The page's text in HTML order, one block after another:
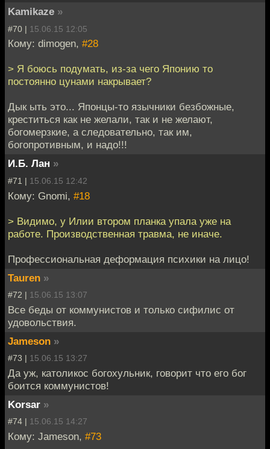
Kamikaze »
#70 | 15.06.15 12:05
Кому: dimogen, #28
> Я боюсь подумать, из-за чего Японию то
постоянно цунами накрывает?
Дык ыть это... Японцы-то язычники безбожные,
креститься как не желали, так и не желают,
богомерзкие, а следовательно, так им,
богопротивным, и надо!!!
И.Б. Лан »
#71 | 15.06.15 12:42
Кому: Gnomi, #18
> Видимо, у Илии втором планка упала уже на
работе. Производственная травма, не иначе.
Профессиональная деформация психики на лицо!
Tauren »
#72 | 15.06.15 13:07
Все беды от коммунистов и только сифилис от
удовольствия.
Jameson »
#73 | 15.06.15 13:27
Да уж, католикос богохульник, говорит что его бог
боится коммунистов!
Korsar »
#74 | 15.06.15 14:27
Кому: Jameson, #73